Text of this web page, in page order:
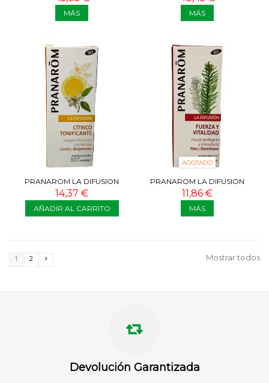
MÁS MÁS
PRANAROM LA DIFUSION
CÍTRICO TONIFICANTE 30 ML
14,37 €
AÑADIR AL CARRITO
AGOTADO
PRANAROM LA DIFUSION
FUERZA Y VITALIDAD 30 ML
11,86 €
MÁS
Mostrar todos
1 2
Devolución Garantizada